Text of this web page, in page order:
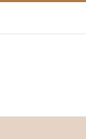
Ga
inhoud